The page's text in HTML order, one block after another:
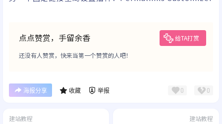
点点赞赏，手留余香 给TA打赏
还没有人赞赏，快来当第一个赞赏的人吧！
海报分享 收藏 举报 0 0
建站教程 建站教程